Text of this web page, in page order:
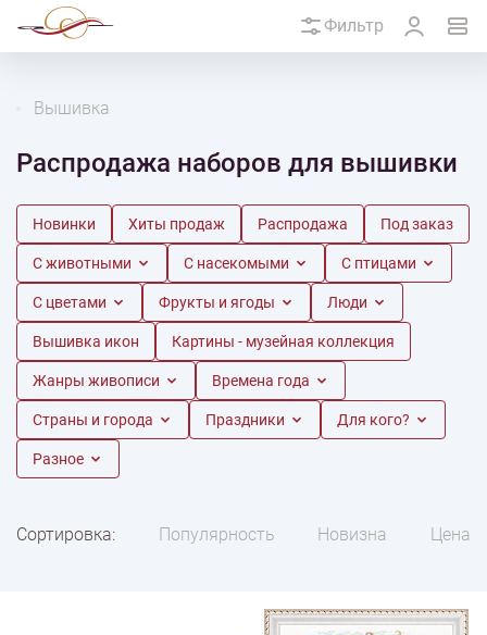
Фильтр
Вышивка
Распродажа наборов для вышивки
Новинки Хиты продаж Распродажа Под заказ
С животными С насекомыми С птицами
С цветами Фрукты и ягоды Люди
Вышивка икон Картины - музейная коллекция
Жанры живописи Времена года
Страны и города Праздники Для кого?
Разное
Сортировка: Популярность Новизна Цена